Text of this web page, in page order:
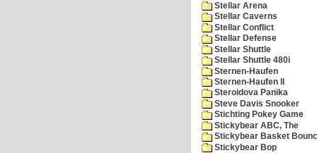
Stellar Arena
Stellar Caverns
Stellar Conflict
Stellar Defense
Stellar Shuttle
Stellar Shuttle 480i
Sternen-Haufen
Sternen-Haufen II
Steroidova Panika
Steve Davis Snooker
Stichting Pokey Game
Stickybear ABC, The
Stickybear Basket
Stickybear Bop